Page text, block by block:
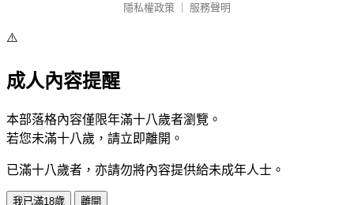
隱私權政策
服務聲明
⚠️
成人內容提醒
本部落格內容僅限年滿十八歲者瀏覽。
若您未滿十八歲，請立即離開。
已滿十八歲者，亦請勿將內容提供給未成年人士。
我已滿18歲 離開